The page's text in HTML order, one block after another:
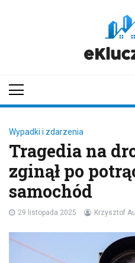
Wypadki i zdarzenia
Tragedia na
zginął po
samochód
29 listopada 2025 Krzysztof